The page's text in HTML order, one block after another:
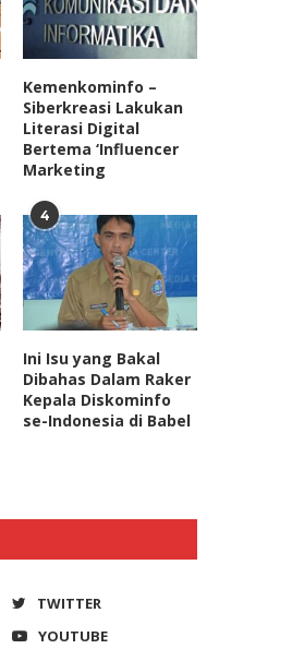
Kemenkominfo –
Siberkreasi Lakukan
Literasi Digital
Bertema ‘Influencer
Marketing
4
Ini Isu yang Bakal
Dibahas Dalam Raker
Kepala Diskominfo
se-Indonesia di Babel
TWITTER
YOUTUBE